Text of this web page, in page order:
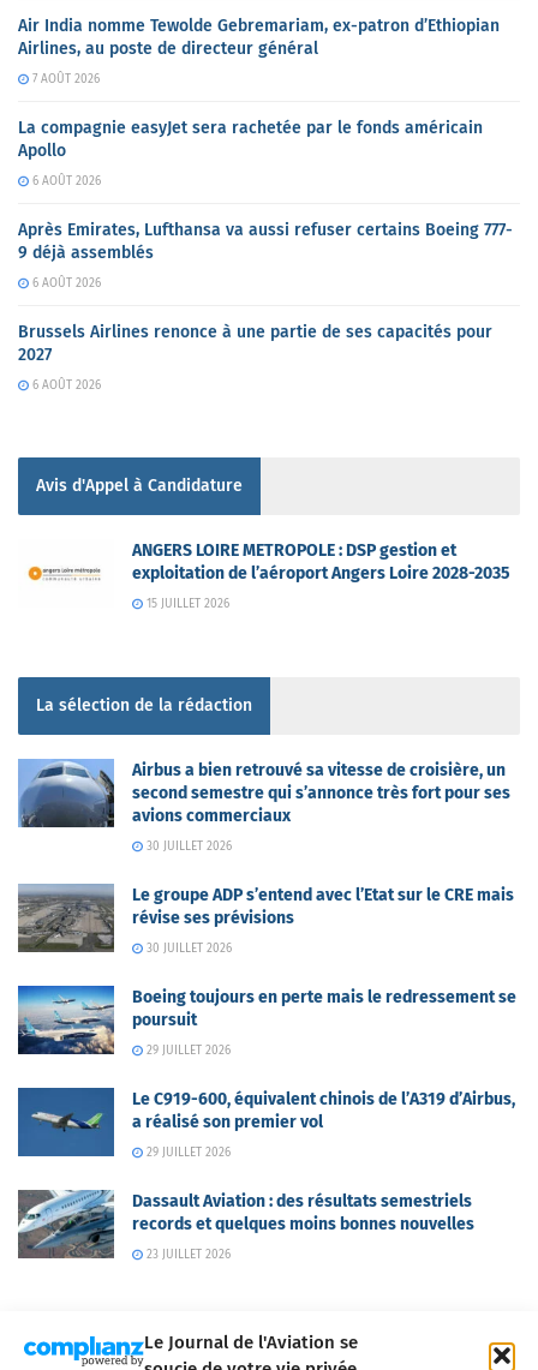
Le Journal de l'Aviation se
Air India nomme Tewolde Gebremariam, ex-patron d’Ethiopian
Airlines, au poste de directeur général
7 AOÛT 2026
La compagnie easyJet sera rachetée par le fonds américain
Apollo
6 AOÛT 2026
Après Emirates, Lufthansa va aussi refuser certains Boeing 777-
9 déjà assemblés
6 AOÛT 2026
Brussels Airlines renonce à une partie de ses capacités pour
2027
6 AOÛT 2026
Avis d'Appel à Candidature
ANGERS LOIRE METROPOLE : DSP gestion et
exploitation de l’aéroport Angers Loire 2028-2035
15 JUILLET 2026
La sélection de la rédaction
Airbus a bien retrouvé sa vitesse de croisière, un
second semestre qui s’annonce très fort pour ses
avions commerciaux
30 JUILLET 2026
Le groupe ADP s’entend avec l’Etat sur le CRE mais
révise ses prévisions
30 JUILLET 2026
Boeing toujours en perte mais le redressement se
poursuit
29 JUILLET 2026
Le C919-600, équivalent chinois de l’A319 d’Airbus,
a réalisé son premier vol
29 JUILLET 2026
Dassault Aviation : des résultats semestriels
records et quelques moins bonnes nouvelles
23 JUILLET 2026